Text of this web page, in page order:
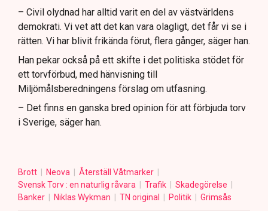
– Civil olydnad har alltid varit en del av västvärldens
demokrati. Vi vet att det kan vara olagligt, det får vi se i
rätten. Vi har blivit frikända förut, flera gånger, säger han.
Han pekar också på ett skifte i det politiska stödet för
ett torvförbud, med hänvisning till
Miljömålsberedningens förslag om utfasning.
– Det finns en ganska bred opinion för att förbjuda torv
i Sverige, säger han.
Brott Neova
Återställ Våtmarker
Svensk Torv : en naturlig råvara
Trafik
Skadegörelse
Banker
Niklas Wykman TN original Politik Grimsås